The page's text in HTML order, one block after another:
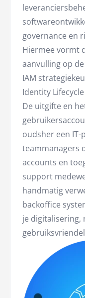
governance en
Hiermee vormt
aanvulling op de
IAM
Identity
De uitgifte en
oudsher een IT-
teammanagers
accounts en
support
handmatig
backoffice
je digitalisering,